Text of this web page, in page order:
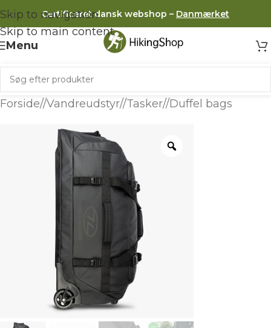
Skip to navigation
Skip to main content
Certificeret dansk webshop – Danmærket
Menu
Forside/ Vandreudstyr/ Tasker/ Duffel bags